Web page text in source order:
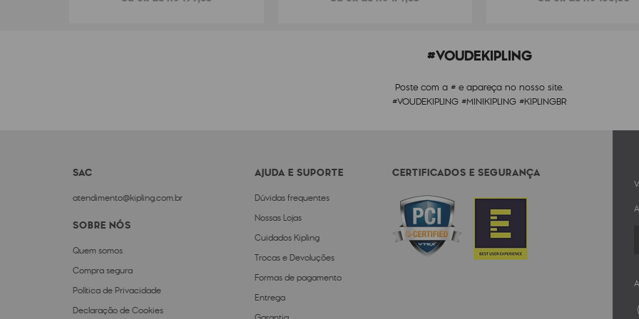
#VOUDEKIPLING
Poste com a # e apareça no nosso site.
#VOUDEKIPLING #MINIKIPLING #KIPLINGBR
SAC
atendimento@kipling.com.br
SOBRE NÓS
Quem somos
Compra segura
Política de Privacidade
Declaração de Cookies
AJUDA E SUPORTE
Dúvidas frequentes
Nossas Lojas
Cuidados Kipling
Trocas e Devoluções
Formas de pagamento
Entrega
CERTIFICADOS E SEGURANÇA